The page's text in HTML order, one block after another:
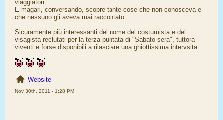
viaggiatori.
E magari, conversando, scopre tante cose che non conosceva e
che nessuno gli aveva mai raccontato.
Sicuramente più interessanti del nome del costumista e del
visagista reclutati per la terza puntata di "Sabato sera", tuttora
viventi e forse disponibili a rilasciare una ghiottissima intervsita.
Website
Nov 30th, 2011 - 1:28 PM